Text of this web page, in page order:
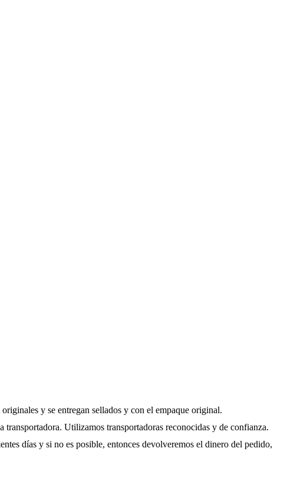
y se entregan sellados y con el empaque original.
Utilizamos transportadoras reconocidas y de confianza.
días y si no es posible, entonces devolveremos el dinero del pedido,